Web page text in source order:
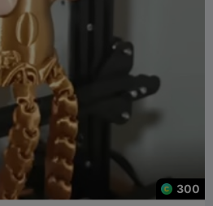
300